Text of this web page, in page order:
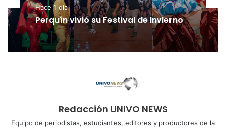
Hace 1 día
Perquín vivió su Festival de Invierno
Redacción UNIVO NEWS
Equipo de periodistas, estudiantes, editores y productores de la